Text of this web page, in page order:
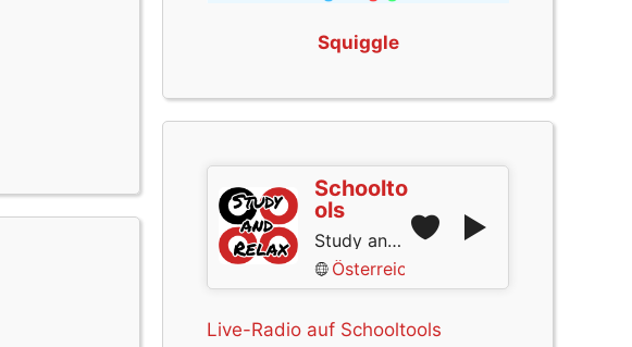
Squiggle
Schoolto
ols
Study and Relax
Österreich
Live-Radio auf Schooltools